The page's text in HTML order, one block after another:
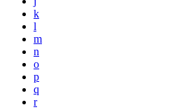
k
l
m
n
o
p
q
r